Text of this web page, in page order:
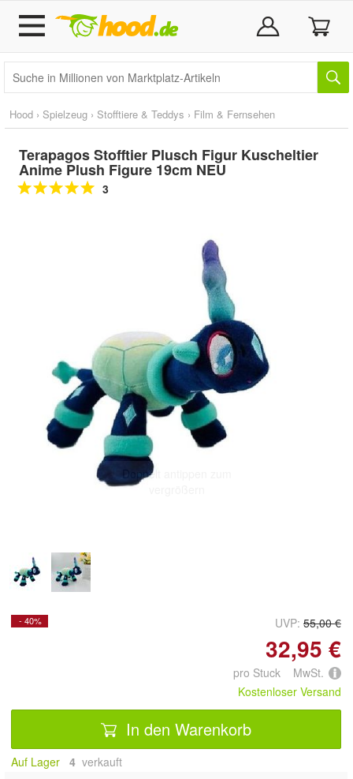
Hood › Spielzeug › Stofftiere & Teddys › Film & Fernsehen
Terapagos Stofftier Plusch Figur Kuscheltier
Anime Plush Figure 19cm NEU
3
Doppelt antippen zum
- 40% UVP: 55,00 €
32,95 €
pro Stuck MwSt.
Kostenloser Versand
In den Warenkorb
Auf Lager 4 verkauft